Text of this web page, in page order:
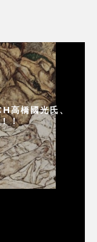
橋國光氏、
！